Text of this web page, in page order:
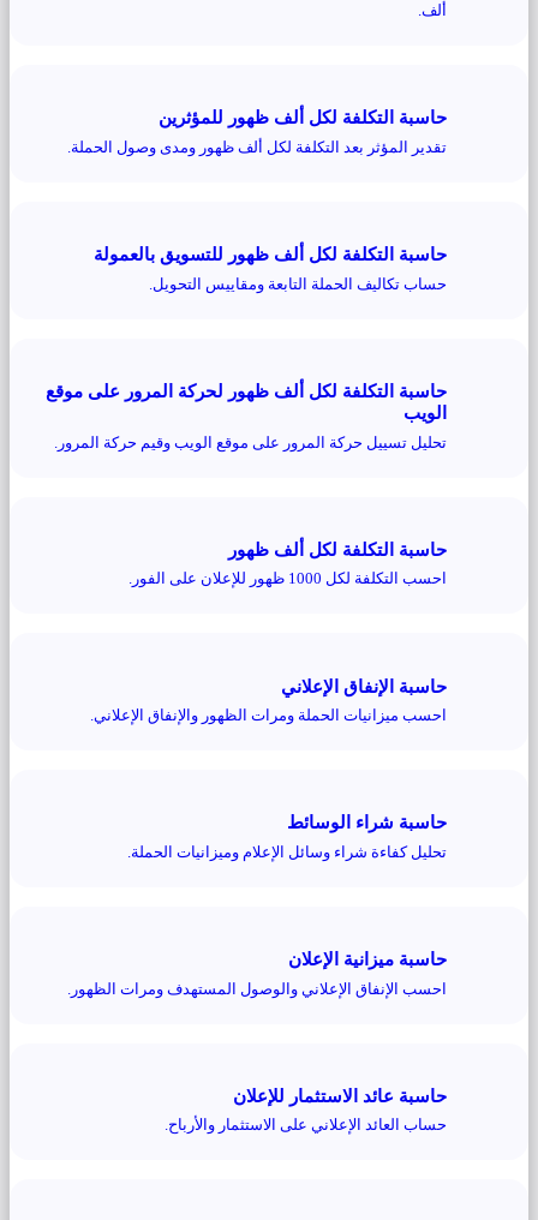
ألف.
حاسبة التكلفة لكل ألف ظهور للمؤثرين
تقدير المؤثر بعد التكلفة لكل ألف ظهور ومدى وصول الحملة.
حاسبة التكلفة لكل ألف ظهور للتسويق بالعمولة
حساب تكاليف الحملة التابعة ومقاييس التحويل.
حاسبة التكلفة لكل ألف ظهور لحركة المرور على موقع
الويب
تحليل تسييل حركة المرور على موقع الويب وقيم حركة المرور.
حاسبة التكلفة لكل ألف ظهور
احسب التكلفة لكل 1000 ظهور للإعلان على الفور.
حاسبة الإنفاق الإعلاني
احسب ميزانيات الحملة ومرات الظهور والإنفاق الإعلاني.
حاسبة شراء الوسائط
تحليل كفاءة شراء وسائل الإعلام وميزانيات الحملة.
حاسبة ميزانية الإعلان
احسب الإنفاق الإعلاني والوصول المستهدف ومرات الظهور.
حاسبة عائد الاستثمار للإعلان
حساب العائد الإعلاني على الاستثمار والأرباح.